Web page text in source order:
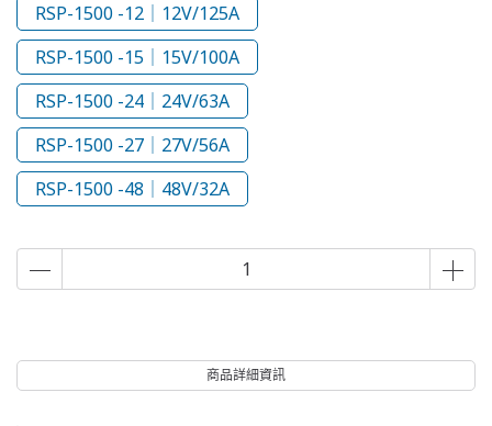
RSP-1500 -12｜12V/125A
RSP-1500 -15｜15V/100A
RSP-1500 -24｜24V/63A
RSP-1500 -27｜27V/56A
RSP-1500 -48｜48V/32A
商品詳細資訊